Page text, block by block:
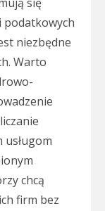
niezbędne
Warto
chcą
firm bez